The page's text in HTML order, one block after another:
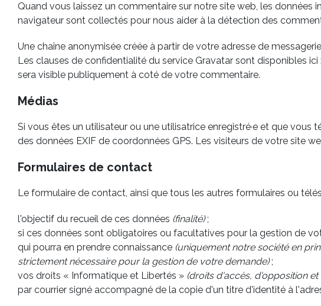
Quand vous laissez un commentaire sur notre site web, les
navigateur sont collectés pour nous aider à la détection des
Une chaîne anonymisée créée à partir de votre adresse de messagerie
Les clauses de confidentialité du service Gravatar sont disponibles ici :
sera visible publiquement à coté de votre commentaire.
Médias
Si vous êtes un utilisateur ou une utilisatrice enregistré·e et que
des données EXIF de coordonnées GPS. Les visiteurs de votre site
Formulaires de contact
Le formulaire de contact, ainsi que tous les autres formulaires ou
l'objectif du recueil de ces données (finalité);
si ces données sont obligatoires ou facultatives pour la gestion de
qui pourra en prendre connaissance (uniquement notre société en
strictement nécessaire pour la gestion de votre demande);
vos droits « Informatique et Libertés » (droits d'accès, d'opposition
par courrier signé accompagné de la copie d'un titre d'identité à